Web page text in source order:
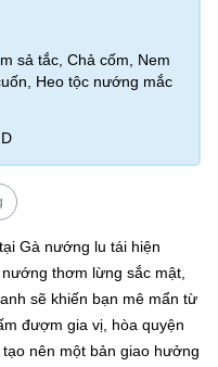
sả tắc, Chả cốm, Nem
Heo tộc nướng mắc
Gà nướng lu tái hiện
thơm lừng sắc mật,
sẽ khiến bạn mê mẩn từ
đượm gia vị, hòa quyện
nên một bản giao hưởng